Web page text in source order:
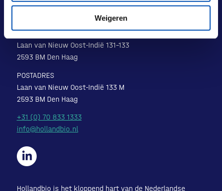
Weigeren
BEZOEKADRES
Laan van Nieuw Oost-Indië 131-133
2593 BM Den Haag
POSTADRES
Laan van Nieuw Oost-Indië 133 M
2593 BM Den Haag
+31 (0) 70 833 1333
info@hollandbio.nl
Hollandbio is het kloppend hart van de Nederlandse